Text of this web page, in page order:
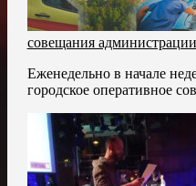
совещания
Еженедельно в начале
городское оперативное